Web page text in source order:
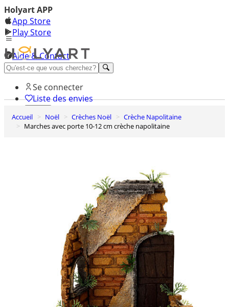
Holyart APP
App Store
Play Store
Aide & Contact
Découvrez Premium
Se connecter
Liste des envies
0
Panier
Accueil Noël Crèches Noël
Crèche Napolitaine
Marches avec porte 10-12 cm crèche napolitaine